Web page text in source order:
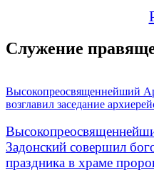
Служение
Высокопреосвященнейший
возглавил заседание
Задонский совершил
праздника в храме